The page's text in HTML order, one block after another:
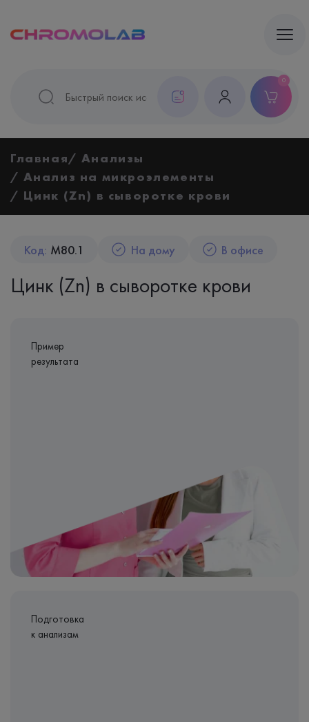
0
Главная
Анализы
Анализ на микроэлементы
Цинк (Zn) в сыворотке крови
Код: M80.1 На дому В офисе
Цинк (Zn) в сыворотке крови
Пример
результата
Подготовка
к анализам